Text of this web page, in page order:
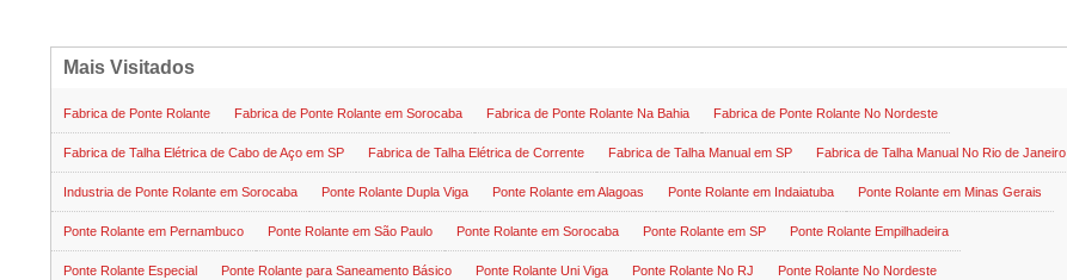
Mais Visitados
Fabrica de Ponte Rolante Fabrica de Ponte Rolante em Sorocaba Fabrica de Ponte Rolante Na Bahia Fabrica de Ponte Rolante No Nordeste
Fabrica de Talha Elétrica de Cabo de Aço em SP Fabrica de Talha Elétrica de Corrente Fabrica de Talha Manual em SP Fabrica de Talha Manual No Rio de Janeiro
Industria de Ponte Rolante em Sorocaba Ponte Rolante Dupla Viga Ponte Rolante em Alagoas Ponte Rolante em Indaiatuba Ponte Rolante em Minas Gerais
Ponte Rolante em Pernambuco Ponte Rolante em São Paulo Ponte Rolante em Sorocaba Ponte Rolante em SP Ponte Rolante Empilhadeira
Ponte Rolante Especial Ponte Rolante para Saneamento Básico Ponte Rolante Uni Viga Ponte Rolante No RJ Ponte Rolante No Nordeste